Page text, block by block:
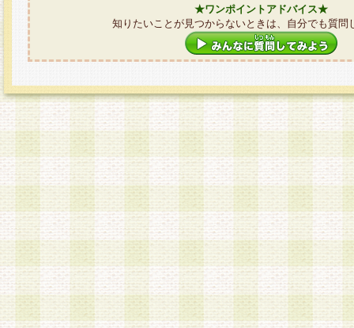
★ワンポイントアドバイス★
知りたいことが見つからないときは、自分でも質問